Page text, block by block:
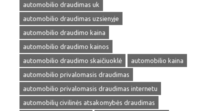
automobilio draudimas uk
automobilio draudimas uzsienyje
automobilio draudimo kaina
automobilio draudimo kainos
automobilio draudimo skaičiuoklė
automobilio kaina
automobilio privalomasis draudimas
automobilio privalomasis draudimas internetu
automobilių civilinės atsakomybės draudimas